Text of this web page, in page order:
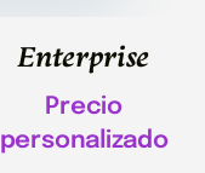
Enterprise
Precio
personalizado